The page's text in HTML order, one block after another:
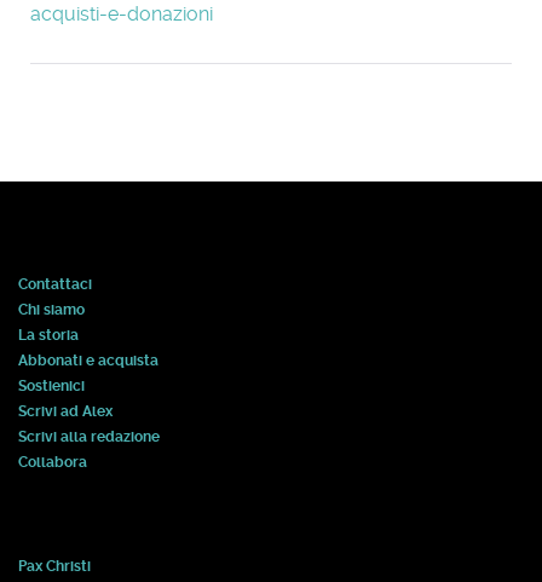
acquisti-e-donazioni
Contattaci
Chi siamo
La storia
Abbonati e acquista
Sostienici
Scrivi ad Alex
Scrivi alla redazione
Collabora
Pax Christi